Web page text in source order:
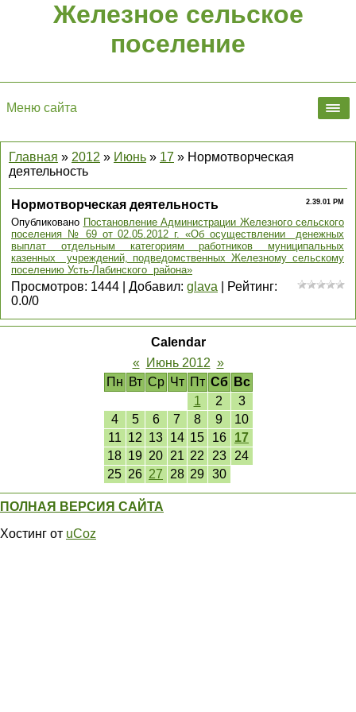
Железное сельское
поселение
Меню сайта
Главная » 2012 » Июнь » 17 » Нормотворческая
деятельность
2.39.01 PM
Нормотворческая деятельность
Опубликовано Постановление Администрации Железного сельского
поселения № 69 от 02.05.2012 г. «Об осуществлении денежных
выплат отдельным категориям работников муниципальных
казенных учреждений, подведомственных Железному сельскому
поселению Усть-Лабинского района»
Просмотров: 1444 Добавил: glava Рейтинг:
0.0/0
Calendar
«
Июнь 2012 »
Пн Вт Ср Чт Пт Сб
Вс
1
2
3
4
5 6 7 8 9
10
11 12 13 14 15 16
17
18 19 20 21 22 23
24
25 26 27 28 29 30
ПОЛНАЯ ВЕРСИЯ САЙТА
Хостинг от uCoz